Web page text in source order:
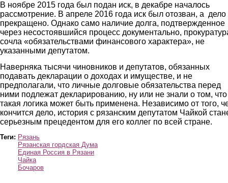
В ноябре 2015 года был подан иск, в декабре началось
рассмотрение. В апреле 2016 года иск был отозван, а дело
прекращено. Однако само наличие долга, подтвержденное
через несостоявшийся процесс документально,
сочла «обязательствами финансового характера», не
указанными депутатом.
Наверняка тысячи чиновников и депутатов, обязанных
подавать декларации о доходах и имуществе, и не
предполагали, что личные долговые обязательства перед
ними подлежат декларированию, ну или не знали о том, что
такая логика может быть применена. Независимо от того,
кончится дело, история с рязанским депутатом Чайкой
серьезным прецедентом для его коллег по всей стране.
Теги: Рязань
Рязанская гордская Дума
Единая Россия в Рязани
Чайка
Бочаров